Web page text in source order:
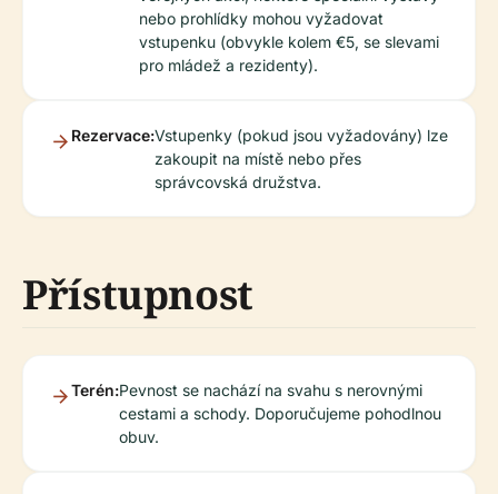
nebo prohlídky mohou vyžadovat
vstupenku (obvykle kolem €5, se slevami
pro mládež a rezidenty).
Rezervace:Vstupenky (pokud jsou vyžadovány) lze
zakoupit na místě nebo přes
správcovská družstva.
Přístupnost
Terén:Pevnost se nachází na svahu s nerovnými
cestami a schody. Doporučujeme pohodlnou
obuv.